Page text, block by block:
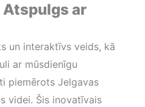
ar
un interaktīvs veids, kā
ar mūsdienīgu
piemērots Jelgavas
videi. Šis inovatīvais